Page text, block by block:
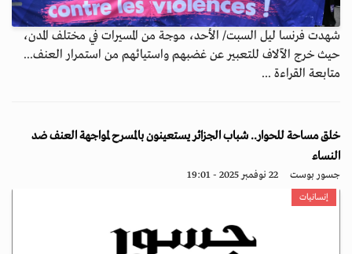
شهدت فرنسا ليل السبت/ الأحد، موجة من المسيرات في مختلف المدن،
حيث خرج الآلاف للتعبير عن غضبهم واستيائهم من استمرار العنف...
متابعة القراءة ...
خلق مساحة للحوار.. شباب الجزائر يستعينون بالمسرح لمواجهة العنف ضد
النساء
جسور بوست 22 نوفمبر 2025 - 19:01
إنسانيات